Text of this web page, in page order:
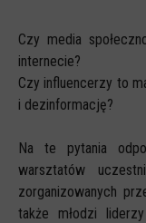
Czy media
internecie?
Czy influencerzy to
i dezinformację?
Na te pytania
warsztatów
zorganizowanych
także młodzi
Webinary CEDMO
Cykl webinarów -
Cyfrowe wieczory
Cykl webinarów -
Multimedia
Kreskówki